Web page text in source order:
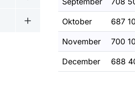
Undermeny för Statistik inom
Undermeny för Öppna data
Oktober 687
November 700
December 688